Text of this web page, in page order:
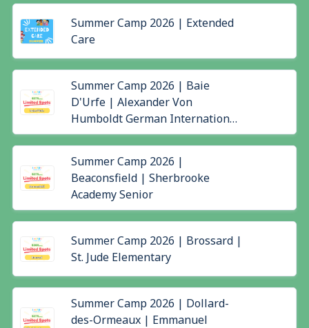
Summer Camp 2026 | Extended
Care
Summer Camp 2026 | Baie
D'Urfe | Alexander Von
Humboldt German International
School
Summer Camp 2026 |
Beaconsfield | Sherbrooke
Academy Senior
Summer Camp 2026 | Brossard |
St. Jude Elementary
Summer Camp 2026 | Dollard-
des-Ormeaux | Emmanuel